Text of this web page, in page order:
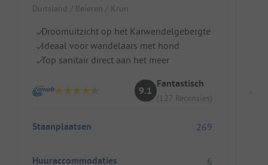
Duitsland / Beieren / Krün
Droomuitzicht op het Karwendelgebergte
Ideaal voor wandelaars met hond
Top sanitair direct aan het meer
9.1
Fantastisch
(127 Recensies)
Staanplaatsen 269
Huuraccommodaties 6